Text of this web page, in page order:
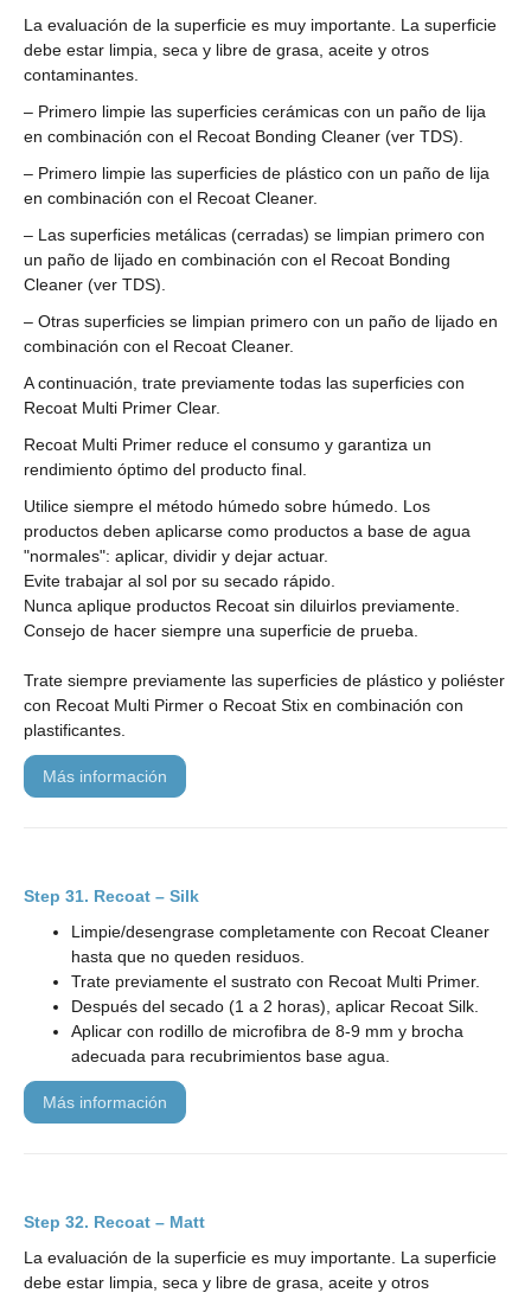
La evaluación de la superficie es muy importante. La superficie
debe estar limpia, seca y libre de grasa, aceite y otros
contaminantes.
– Primero limpie las superficies cerámicas con un paño de lija
en combinación con el Recoat Bonding Cleaner (ver TDS).
– Primero limpie las superficies de plástico con un paño de lija
en combinación con el Recoat Cleaner.
– Las superficies metálicas (cerradas) se limpian primero con
un paño de lijado en combinación con el Recoat Bonding
Cleaner (ver TDS).
– Otras superficies se limpian primero con un paño de lijado en
combinación con el Recoat Cleaner.
A continuación, trate previamente todas las superficies con
Recoat Multi Primer Clear.
Recoat Multi Primer reduce el consumo y garantiza un
rendimiento óptimo del producto final.
Utilice siempre el método húmedo sobre húmedo. Los
productos deben aplicarse como productos a base de agua
"normales": aplicar, dividir y dejar actuar.
Evite trabajar al sol por su secado rápido.
Nunca aplique productos Recoat sin diluirlos previamente.
Consejo de hacer siempre una superficie de prueba.
Trate siempre previamente las superficies de plástico y poliéster
con Recoat Multi Pirmer o Recoat Stix en combinación con
plastificantes.
más información
Recoat – Silk
Limpie/desengrase completamente con Recoat Cleaner
hasta que no queden residuos.
Trate previamente el sustrato con Recoat Multi Primer.
Después del secado (1 a 2 horas), aplicar Recoat Silk.
Aplicar con rodillo de microfibra de 8-9 mm y brocha
adecuada para recubrimientos base agua.
más información
Recoat – Matt
La evaluación de la superficie es muy importante. La superficie
debe estar limpia, seca y libre de grasa, aceite y otros